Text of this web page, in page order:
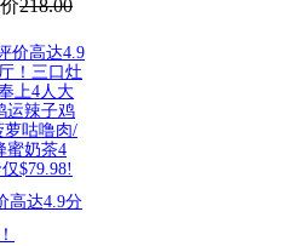
218.00
高达4.9分